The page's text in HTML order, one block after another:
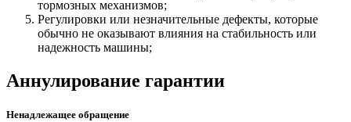
тормозных механизмов;
Регулировки или незначительные дефекты, которые
обычно не оказывают влияния на стабильность или
надежность машины;
Аннулирование гарантии
Ненадлежащее обращение